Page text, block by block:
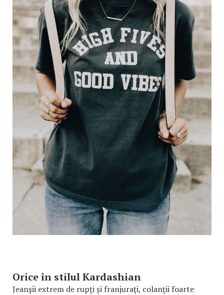
Orice în stilul Kardashian
Jeanșii extrem de rupți și franjurați, colanții foarte